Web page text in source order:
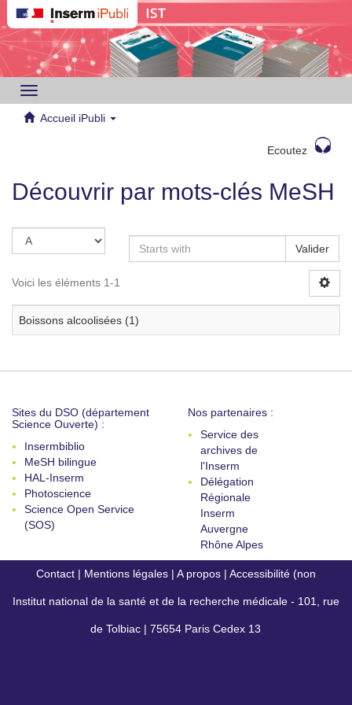
Toggle
navigation
Accueil iPubli
Ecoutez
Découvrir par mots-clés MeSH
Valider
Voici les éléments 1-1
Boissons alcoolisées (1)
Sites du DSO (département
Science Ouverte) :
Insermbiblio
MeSH bilingue
HAL-Inserm
Photoscience
Science Open Service
(SOS)
Nos partenaires :
Service des
archives de
l'Inserm
Délégation
Régionale
Inserm
Auvergne
Rhône Alpes
Contact | Mentions légales | A propos | Accessibilité (non
conforme)
Institut national de la santé et de la recherche médicale - 101, rue
de Tolbiac | 75654 Paris Cedex 13